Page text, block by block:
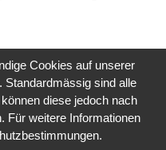
aus der Zeit der
1980ʻs und laden Euch
(epochengerecht in
Cookies auf unserer
Standardmässig sind alle
diese jedoch nach
Für weitere Informationen